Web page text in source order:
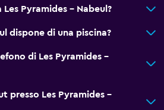
Les Pyramides - Nabeul?
dispone di una piscina?
di Les Pyramides -
presso Les Pyramides -